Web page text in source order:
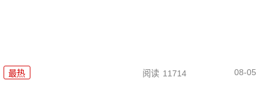
最热 阅读 11714 08-05